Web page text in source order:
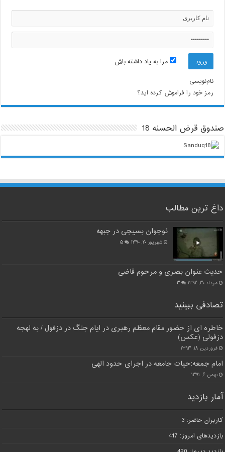
مرا به یاد داشته باش
نام‌نویسی
رمز خود را فراموش کرده اید؟
صندوق قرض الحسنه 18
داغ ترین مطالب
نوجوان بسیجی در جبهه
شهریور ۲۰, ۱۳۹۰ ۵
حدیث عنوان بصری و مرحوم قاضی
مرداد ۳۰, ۱۳۹۲ ۳
تصادفی ببینید
خاطره ای از حضور مقام معظم رهبری در ایام جنگ در دزفول / به لهجه
دزفولی (عکس)
فروردین ۱۸, ۱۳۹۳
امام جمعه:حیات جامعه در اجرای حدود الهی
بهمن ۶, ۱۳۹۱
آمار بازدید
کاربران حاضر: 3
بازدیدهای امروز: 417